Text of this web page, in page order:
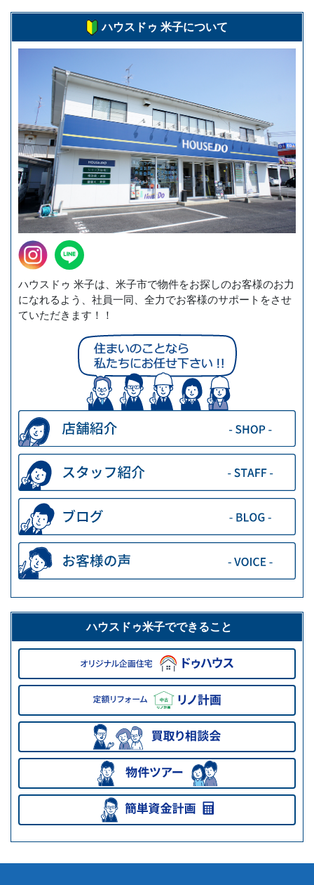
ハウスドゥ 米子について
ハウスドゥ 米子は、米子市で物件をお探しのお客様のお力
になれるよう、社員一同、全力でお客様のサポートをさせ
ていただきます！！
ハウスドゥ米子でできること